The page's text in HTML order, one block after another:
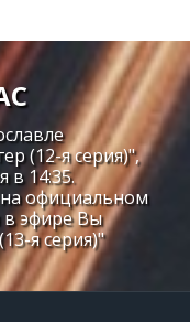
(12-я серия)",
в 14:35.
официальном
в эфире Вы
я серия)"